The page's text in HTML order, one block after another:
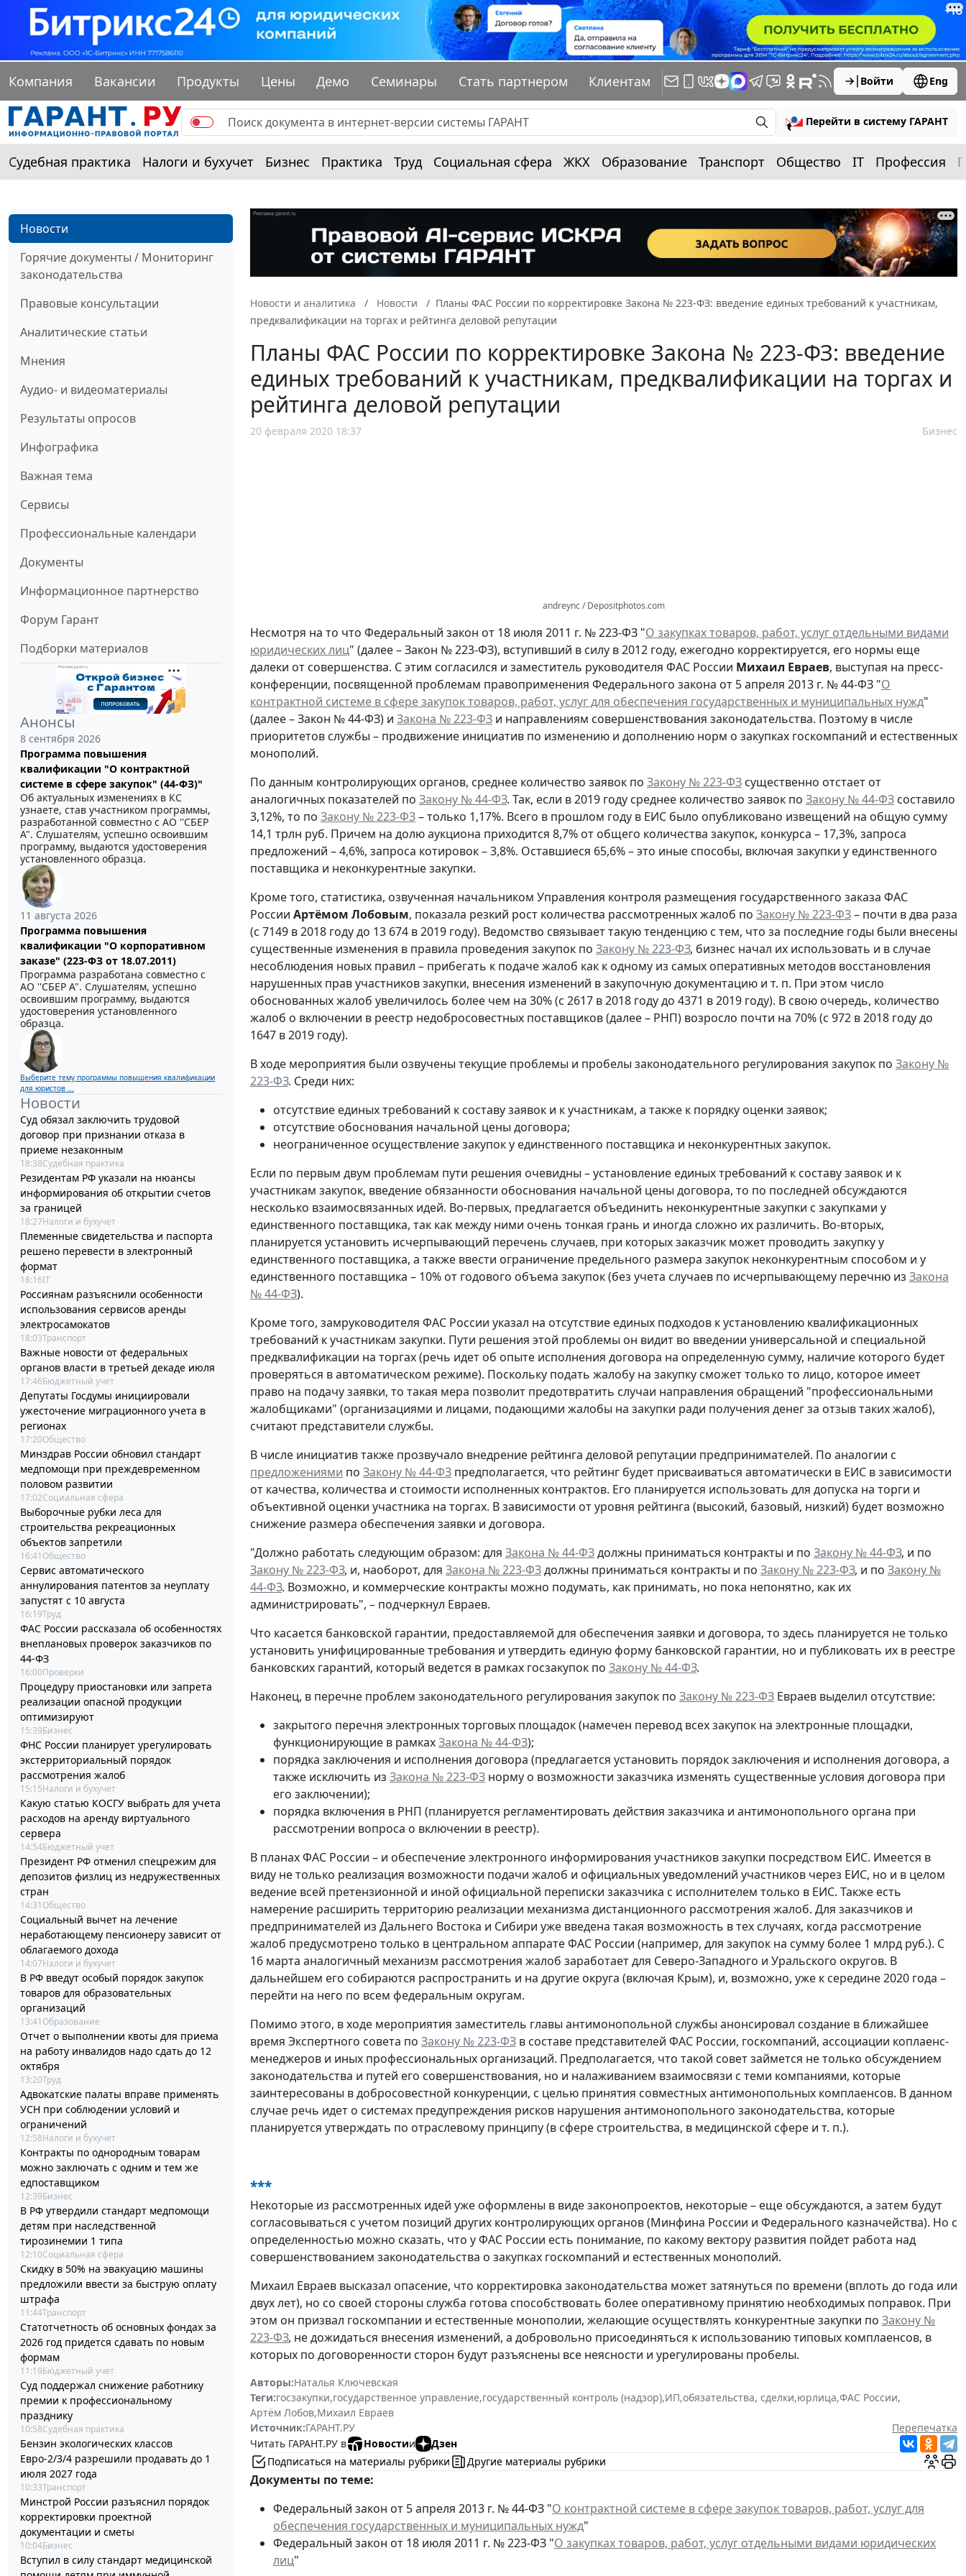
Компания Вакансии Продукты Цены Демо Семинары Стать партнером Клиентам Войти Eng
Перейти в систему ГАРАНТ
Судебная практика Налоги и бухучет Бизнес Практика Труд Социальная сфера ЖКХ Образование Транспорт Общество IT Профессия
Новости
Горячие документы / Мониторинг
законодательства
Правовые консультации
Аналитические статьи
Мнения
Аудио- и видеоматериалы
Результаты опросов
Инфографика
Важная тема
Сервисы
Профессиональные календари
Документы
Информационное партнерство
Форум Гарант
Подборки материалов
Анонсы
8 сентября 2026
Программа повышения
квалификации "О контрактной
системе в сфере закупок" (44-ФЗ)"
Об актуальных изменениях в КС
узнаете, став участником программы,
разработанной совместно с АО ''СБЕР
А". Слушателям, успешно освоившим
программу, выдаются удостоверения
установленного образца.
11 августа 2026
Программа повышения
квалификации "О корпоративном
заказе" (223-ФЗ от 18.07.2011)
Программа разработана совместно с
АО ''СБЕР А". Слушателям, успешно
освоившим программу, выдаются
удостоверения установленного
образца.
Выберите тему программы повышения квалификации
для юристов ...
Новости
Суд обязал заключить трудовой
договор при признании отказа в
приеме незаконным
18:38Судебная практика
Резидентам РФ указали на нюансы
информирования об открытии счетов
за границей
18:27Налоги и бухучет
Племенные свидетельства и паспорта
решено перевести в электронный
формат
18:16IT
Россиянам разъяснили особенности
использования сервисов аренды
электросамокатов
18:03Транспорт
Важные новости от федеральных
органов власти в третьей декаде июля
17:46Бюджетный учет
Депутаты Госдумы инициировали
ужесточение миграционного учета в
регионах
17:20Общество
Минздрав России обновил стандарт
медпомощи при преждевременном
половом развитии
17:02Социальная сфера
Выборочные рубки леса для
строительства рекреационных
объектов запретили
16:41 Общество
Сервис автоматического
аннулирования патентов за неуплату
запустят с 10 августа
16:19Труд
ФАС России рассказала об особенностях
внеплановых проверок заказчиков по
44-ФЗ
16:00Проверки
Процедуру приостановки или запрета
реализации опасной продукции
оптимизируют
15:39Бизнес
ФНС России планирует урегулировать
экстерриториальный порядок
рассмотрения жалоб
15:15Налоги и бухучет
Какую статью КОСГУ выбрать для учета
расходов на аренду виртуального
сервера
14:54Бюджетный учет
Президент РФ отменил спецрежим для
депозитов физлиц из недружественных
стран
14:31 Общество
Социальный вычет на лечение
неработающему пенсионеру зависит от
облагаемого дохода
14:07Налоги и бухучет
В РФ введут особый порядок закупок
товаров для образовательных
организаций
13:41 Образование
Отчет о выполнении квоты для приема
на работу инвалидов надо сдать до 12
октября
13:20Труд
Адвокатские палаты вправе применять
УСН при соблюдении условий и
ограничений
12:58Налоги и бухучет
Контракты по однородным товарам
можно заключать с одним и тем же
едпоставщиком
12:39Бизнес
В РФ утвердили стандарт медпомощи
детям при наследственной
тирозинемии 1 типа
12:10Социальная сфера
Скидку в 50% на эвакуацию машины
предложили ввести за быструю оплату
штрафа
11:44Транспорт
Статотчетность об основных фондах за
2026 год придется сдавать по новым
формам
11:19Бюджетный учет
Суд поддержал снижение работнику
премии к профессиональному
празднику
10:58Судебная практика
Бензин экологических классов
Евро-2/3/4 разрешили продавать до 1
июля 2027 года
10:33Транспорт
Минстрой России разъяснил порядок
корректировки проектной
документации и сметы
10:04Бизнес
Вступил в силу стандарт медицинской
Новости и аналитика Новости
Планы ФАС России по корректировке Закона № 223-ФЗ: введение единых требований к участникам,
предквалификации на торгах и рейтинга деловой репутации
Планы ФАС России по корректировке Закона № 223-ФЗ: введение
единых требований к участникам, предквалификации на торгах и
рейтинга деловой репутации
20 февраля 2020 18:37 Бизнес
andreync / Depositphotos.com
Несмотря на то что Федеральный закон от 18 июля 2011 г. № 223-ФЗ "О закупках товаров, работ, услуг отдельными видами
юридических лиц" (далее – Закон № 223-ФЗ), вступивший в силу в 2012 году, ежегодно корректируется, его нормы еще
далеки от совершенства. С этим согласился и заместитель руководителя ФАС России Михаил Евраев, выступая на пресс-
конференции, посвященной проблемам правоприменения Федерального закона от 5 апреля 2013 г. № 44-ФЗ "О
контрактной системе в сфере закупок товаров, работ, услуг для обеспечения государственных и муниципальных нужд"
(далее – Закон № 44-ФЗ) и Закона № 223-ФЗ и направлениям совершенствования законодательства. Поэтому в числе
приоритетов службы – продвижение инициатив по изменению и дополнению норм о закупках госкомпаний и естественных
монополий.
По данным контролирующих органов, среднее количество заявок по Закону № 223-ФЗ существенно отстает от
аналогичных показателей по Закону № 44-ФЗ. Так, если в 2019 году среднее количество заявок по Закону № 44-ФЗ составило
3,12%, то по Закону № 223-ФЗ– только 1,17%. Всего в прошлом году в ЕИС было опубликовано извещений на общую сумму
14,1 трлн руб. Причем на долю аукциона приходится 8,7% от общего количества закупок, конкурса – 17,3%, запроса
предложений – 4,6%, запроса котировок – 3,8%. Оставшиеся 65,6% – это иные способы, включая закупки у единственного
поставщика и неконкурентные закупки.
Кроме того, статистика, озвученная начальником Управления контроля размещения государственного заказа ФАС
России Артёмом Лобовым, показала резкий рост количества рассмотренных жалоб по Закону № 223-ФЗ– почти в два раза
(с 7149 в 2018 году до 13 674 в 2019 году). Ведомство связывает такую тенденцию с тем, что за последние годы были внесены
существенные изменения в правила проведения закупок по Закону № 223-ФЗ, бизнес начал их использовать и в случае
несоблюдения новых правил – прибегать к подаче жалоб как к одному из самых оперативных методов восстановления
нарушенных прав участников закупки, внесения изменений в закупочную документацию и т. п. При этом число
обоснованных жалоб увеличилось более чем на 30% (с 2617 в 2018 году до 4371 в 2019 году). В свою очередь, количество
жалоб о включении в реестр недобросовестных поставщиков (далее – РНП) возросло почти на 70% (с 972 в 2018 году до
1647 в 2019 году).
В ходе мероприятия были озвучены текущие проблемы и пробелы законодательного регулирования закупок по Закону №
223-ФЗ. Среди них:
отсутствие единых требований к составу заявок и к участникам, а также к порядку оценки заявок;
отсутствие обоснования начальной цены договора;
неограниченное осуществление закупок у единственного поставщика и неконкурентных закупок.
Если по первым двум проблемам пути решения очевидны – установление единых требований к составу заявок и к
участникам закупок, введение обязанности обоснования начальной цены договора, то по последней обсуждаются
несколько взаимосвязанных идей. Во-первых, предлагается объединить неконкурентные закупки с закупками у
единственного поставщика, так как между ними очень тонкая грань и иногда сложно их различить. Во-вторых,
планируется установить исчерпывающий перечень случаев, при которых заказчик может проводить закупку у
единственного поставщика, а также ввести ограничение предельного размера закупок неконкурентным способом и у
единственного поставщика – 10% от годового объема закупок (без учета случаев по исчерпывающему перечню из Закона
№ 44-ФЗ).
Кроме того, замруководителя ФАС России указал на отсутствие единых подходов к установлению квалификационных
требований к участникам закупки. Пути решения этой проблемы он видит во введении универсальной и специальной
предквалификации на торгах (речь идет об опыте исполнения договора на определенную сумму, наличие которого будет
проверяться в автоматическом режиме). Поскольку подать жалобу на закупку сможет только то лицо, которое имеет
право на подачу заявки, то такая мера позволит предотвратить случаи направления обращений "профессиональными
жалобщиками" (организациями и лицами, подающими жалобы на закупки ради получения денег за отзыв таких жалоб),
считают представители службы.
В числе инициатив также прозвучало внедрение рейтинга деловой репутации предпринимателей. По аналогии с
предложениями по Закону № 44-ФЗ предполагается, что рейтинг будет присваиваться автоматически в ЕИС в зависимости
от качества, количества и стоимости исполненных контрактов. Его планируется использовать для допуска на торги и
объективной оценки участника на торгах. В зависимости от уровня рейтинга (высокий, базовый, низкий) будет возможно
снижение размера обеспечения заявки и договора.
"Должно работать следующим образом: для Закона № 44-ФЗдолжны приниматься контракты и по Закону № 44-ФЗ, и по
Закону № 223-ФЗ, и, наоборот, для Закона № 223-ФЗдолжны приниматься контракты и по Закону № 223-ФЗ, и по Закону №
44-ФЗ. Возможно, и коммерческие контракты можно подумать, как принимать, но пока непонятно, как их
администрировать", – подчеркнул Евраев.
Что касается банковской гарантии, предоставляемой для обеспечения заявки и договора, то здесь планируется не только
установить унифицированные требования и утвердить единую форму банковской гарантии, но и публиковать их в реестре
банковских гарантий, который ведется в рамках госзакупок по Закону № 44-ФЗ.
Наконец, в перечне проблем законодательного регулирования закупок по Закону № 223-ФЗ Евраев выделил отсутствие:
закрытого перечня электронных торговых площадок (намечен перевод всех закупок на электронные площадки,
функционирующие в рамкахЗакона № 44-ФЗ);
порядка заключения и исполнения договора (предлагается установить порядок заключения и исполнения договора, а
также исключить из Закона № 223-ФЗ норму о возможности заказчика изменять существенные условия договора при
его заключении);
порядка включения в РНП (планируется регламентировать действия заказчика и антимонопольного органа при
рассмотрении вопроса о включении в реестр).
В планах ФАС России – и обеспечение электронного информирования участников закупки посредством ЕИС. Имеется в
виду не только реализация возможности подачи жалоб и официальных уведомлений участников через ЕИС, но и в целом
ведение всей претензионной и иной официальной переписки заказчика с исполнителем только в ЕИС. Также есть
намерение расширить территорию реализации механизма дистанционного рассмотрения жалоб. Для заказчиков и
предпринимателей из Дальнего Востока и Сибири уже введена такая возможность в тех случаях, когда рассмотрение
жалоб предусмотрено только в центральном аппарате ФАС России (например, для закупок на сумму более 1 млрд руб.). С
16 марта аналогичный механизм рассмотрения жалоб заработает для Северо-Западного и Уральского округов. В
дальнейшем его собираются распространить и на другие округа (включая Крым), и, возможно, уже к середине 2020 года –
перейти на него по всем федеральным округам.
Помимо этого, в ходе мероприятия заместитель главы антимонопольной службы анонсировал создание в ближайшее
время Экспертного совета по Закону № 223-ФЗ в составе представителей ФАС России, госкомпаний, ассоциации коплаенс-
менеджеров и иных профессиональных организаций. Предполагается, что такой совет займется не только обсуждением
законодательства и путей его совершенствования, но и налаживанием взаимосвязи с теми компаниями, которые
заинтересованы в добросовестной конкуренции, с целью принятия совместных антимонопольных комплаенсов. В данном
случае речь идет о системах предупреждения рисков нарушения антимонопольного законодательства, которые
планируется утверждать по отраслевому принципу (в сфере строительства, в медицинской сфере и т. п.).
***
Некоторые из рассмотренных идей уже оформлены в виде законопроектов, некоторые – еще обсуждаются, а затем будут
согласовываться с учетом позиций других контролирующих органов (Минфина России и Федерального казначейства). Но с
определенностью можно сказать, что у ФАС России есть понимание, по какому вектору развития пойдет работа над
совершенствованием законодательства о закупках госкомпаний и естественных монополий.
Михаил Евраев высказал опасение, что корректировка законодательства может затянуться по времени (вплоть до года или
двух лет), но со своей стороны служба готова способствовать более оперативному принятию необходимых поправок. При
этом он призвал госкомпании и естественные монополии, желающие осуществлять конкурентные закупки по Закону №
223-ФЗ, не дожидаться внесения изменений, а добровольно присоединяться к использованию типовых комплаенсов, в
которых по договоренности сторон будут разъяснены все неясности и урегулированы пробелы.
Авторы:Наталья Ключевская
Теги:госзакупки,государственное управление,государственный контроль (надзор),ИП,обязательства, сделки,юрлица,ФАС России,
Артём Лобов,Михаил Евраев
Источник:ГАРАНТ.РУ
Перепечатка
Читать ГАРАНТ.РУ в
Новостии
Дзен
Подписаться на материалы рубрики
Другие материалы рубрики
Документы по теме:
Федеральный закон от 5 апреля 2013 г. № 44-ФЗ "О контрактной системе в сфере закупок товаров, работ, услуг для
обеспечения государственных и муниципальных нужд"
Федеральный закон от 18 июля 2011 г. № 223-ФЗ "О закупках товаров, работ, услуг отдельными видами юридических
лиц"